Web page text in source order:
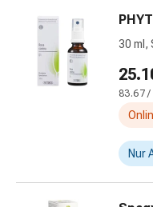
Körperpflege
Gesichtspflege
Peeling
30 ml,
83.67 /
Nur